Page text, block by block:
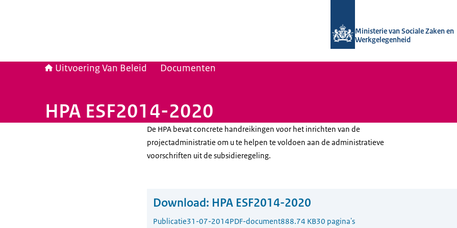
Ministerie van Sociale Zaken en
Werkgelegenheid
Uitvoering Van Beleid Documenten
HPA ESF2014-2020
De HPA bevat concrete handreikingen voor het inrichten van de
projectadministratie om u te helpen te voldoen aan de administratieve
voorschriften uit de subsidieregeling.
Download: HPA ESF2014-2020
Publicatie31-07-2014PDF-document888.74 KB30 pagina's